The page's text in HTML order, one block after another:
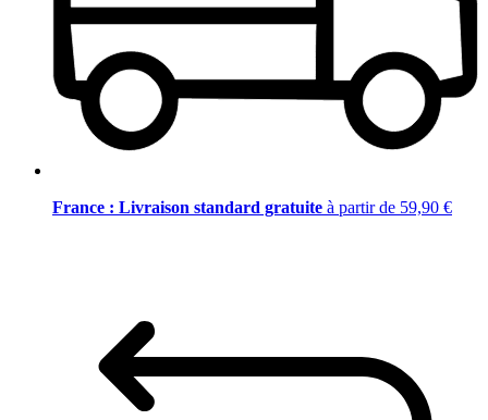
France : Livraison standard gratuite à partir de 59,90 €